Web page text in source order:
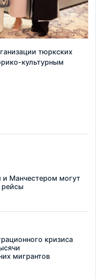
тюркских
культурным
Манчестером могут
рейсы
кризиса
мигрантов